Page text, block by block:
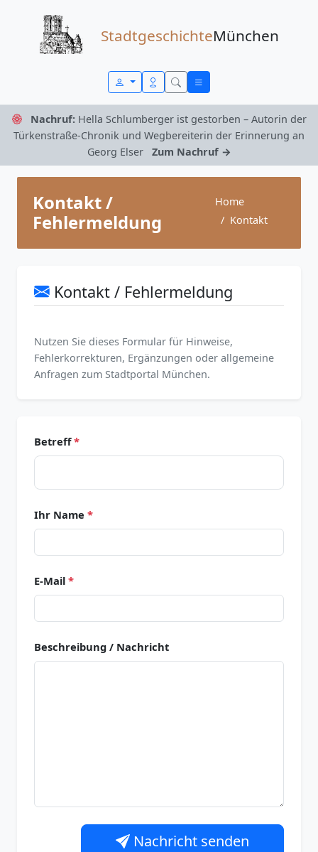
StadtgeschichteMünchen
Nachruf: Hella Schlumberger ist gestorben – Autorin der
Türkenstraße-Chronik und Wegbereiterin der Erinnerung an
Georg Elser
Zum Nachruf →
Kontakt /
Fehlermeldung
Home
Kontakt
Kontakt / Fehlermeldung
Nutzen Sie dieses Formular für Hinweise,
Fehlerkorrekturen, Ergänzungen oder allgemeine
Anfragen zum Stadtportal München.
Betreff*
Ihr Name *
E-Mail *
Beschreibung / Nachricht
Nachricht senden